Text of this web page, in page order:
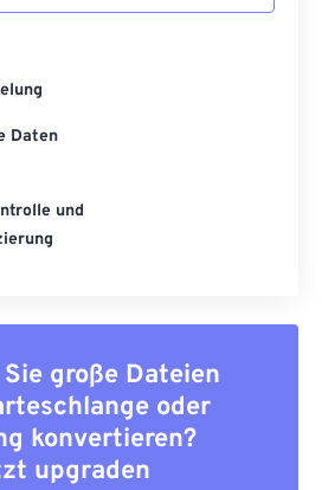
Daten
und
große Dateien
oder
konvertieren?
upgraden